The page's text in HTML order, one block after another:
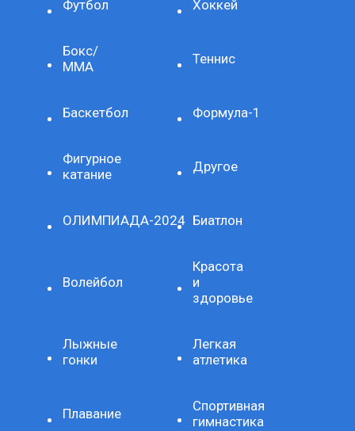
Футбол Хоккей
Бокс/
ММА
Теннис
Баскетбол Формула-1
Фигурное
катание
Другое
ОЛИМПИАДА-2024 Биатлон
Волейбол
Красота
и
здоровье
Лыжные
гонки
Легкая
атлетика
Плавание
Спортивная
гимнастика